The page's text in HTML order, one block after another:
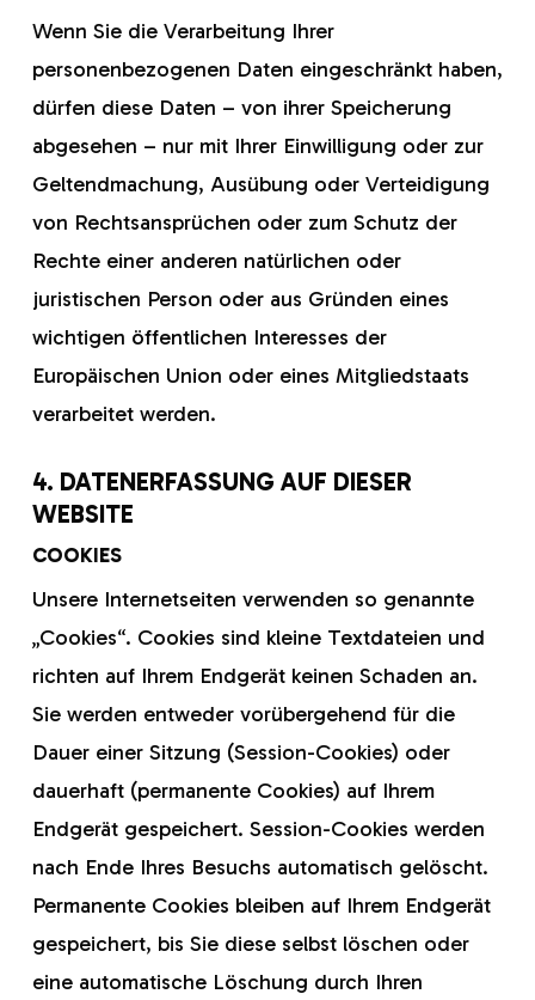
Wenn Sie die Verarbeitung Ihrer
personenbezogenen Daten eingeschränkt haben,
dürfen diese Daten – von ihrer Speicherung
abgesehen – nur mit Ihrer Einwilligung oder zur
Geltendmachung, Ausübung oder Verteidigung
von Rechtsansprüchen oder zum Schutz der
Rechte einer anderen natürlichen oder
juristischen Person oder aus Gründen eines
wichtigen öffentlichen Interesses der
Europäischen Union oder eines Mitgliedstaats
verarbeitet werden.
4. DATENERFASSUNG AUF DIESER
WEBSITE
COOKIES
Unsere Internetseiten verwenden so genannte
„Cookies“. Cookies sind kleine Textdateien und
richten auf Ihrem Endgerät keinen Schaden an.
Sie werden entweder vorübergehend für die
Dauer einer Sitzung (Session-Cookies) oder
dauerhaft (permanente Cookies) auf Ihrem
Endgerät gespeichert. Session-Cookies werden
nach Ende Ihres Besuchs automatisch gelöscht.
Permanente Cookies bleiben auf Ihrem Endgerät
gespeichert, bis Sie diese selbst löschen oder
eine automatische Löschung durch Ihren